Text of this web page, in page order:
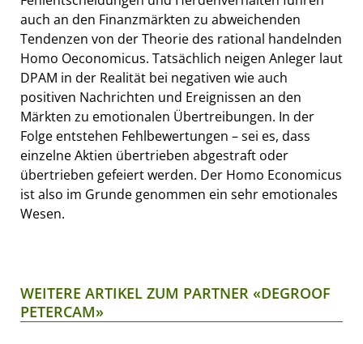
auch an den Finanzmärkten zu abweichenden
Tendenzen von der Theorie des rational handelnden
Homo Oeconomicus. Tatsächlich neigen Anleger laut
DPAM in der Realität bei negativen wie auch
positiven Nachrichten und Ereignissen an den
Märkten zu emotionalen Übertreibungen. In der
Folge entstehen Fehlbewertungen – sei es, dass
einzelne Aktien übertrieben abgestraft oder
übertrieben gefeiert werden. Der Homo Economicus
ist also im Grunde genommen ein sehr emotionales
Wesen.
WEITERE ARTIKEL ZUM PARTNER «DEGROOF
PETERCAM»